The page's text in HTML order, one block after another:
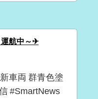
航中～✈
車両 群青色塗
#SmartNews